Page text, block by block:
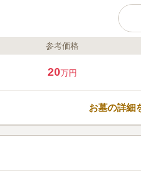
ライフド
と
新
現
の
参考価格
20万円
お墓の詳細